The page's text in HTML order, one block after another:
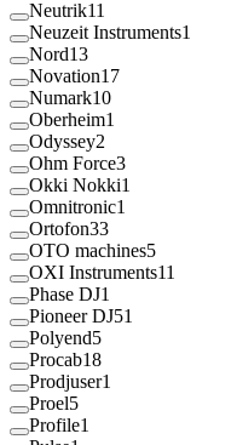
Neutrik11
Neuzeit Instruments1
Nord13
Novation17
Numark10
Oberheim1
Odyssey2
Ohm Force3
Okki Nokki1
Omnitronic1
Ortofon33
OTO machines5
OXI Instruments11
Phase DJ1
Pioneer DJ51
Polyend5
Procab18
Prodjuser1
Proel5
Profile1